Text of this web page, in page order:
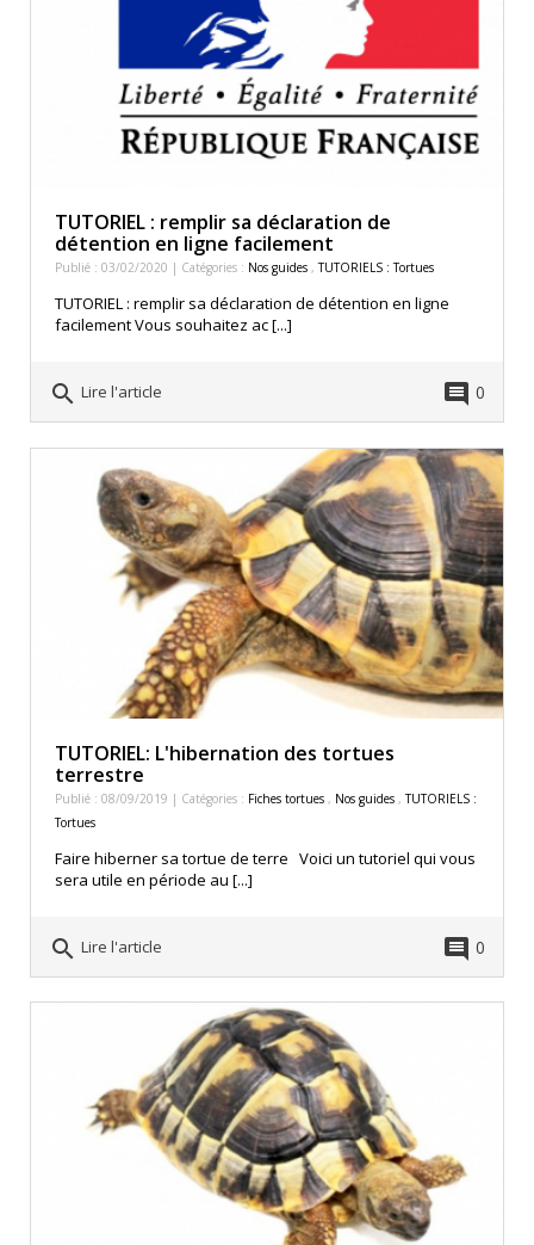
TUTORIEL : remplir sa déclaration de
détention en ligne facilement
Publié : 03/02/2020 | Catégories : Nos guides ,TUTORIELS : Tortues
TUTORIEL : remplir sa déclaration de détention en ligne
facilement Vous souhaitez ac [...]
search Lire l'article comment 0
TUTORIEL: L'hibernation des tortues
terrestre
Publié : 08/09/2019 | Catégories : Fiches tortues , Nos guides ,TUTORIELS :
Tortues
Faire hiberner sa tortue de terre Voici un tutoriel qui vous
sera utile en période au [...]
search Lire l'article comment 0